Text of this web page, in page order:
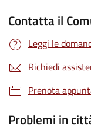
Contatta il
Leggi le
Richiedi
Prenota
Problemi in